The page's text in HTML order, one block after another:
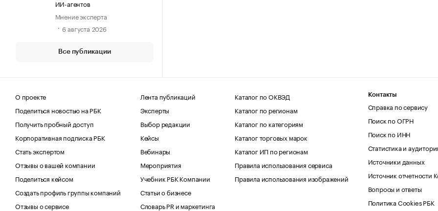
ИИ-агентов
Мнение эксперта
6 августа 2026
Все публикации
О проекте
Поделиться новостью на РБК
Получить пробный доступ
Корпоративная подписка РБК
Стать экспертом
Отзывы о вашей компании
Поделиться кейсом
Создать профиль группы компаний
Отзывы о сервисе
Лента публикаций
Эксперты
Выбор редакции
Кейсы
Вебинары
Мероприятия
Учебник РБК Компании
Статьи о бизнесе
Словарь PR и маркетинга
Каталог по ОКВЭД
Каталог по регионам
Каталог по категориям
Каталог торговых марок
Каталог ИП по регионам
Правила использования сервиса
Правила использования изображений
Контакты
Справка по сервису
Поиск по ОГРН
Поиск по ИНН
Статистика и
Источники данных
Источник отчетности
Вопросы и ответы
Политика Cookies РБК